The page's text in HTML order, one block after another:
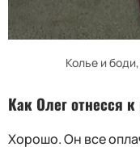
Колье и боди,
Как Олег отнесся
Хорошо. Он все